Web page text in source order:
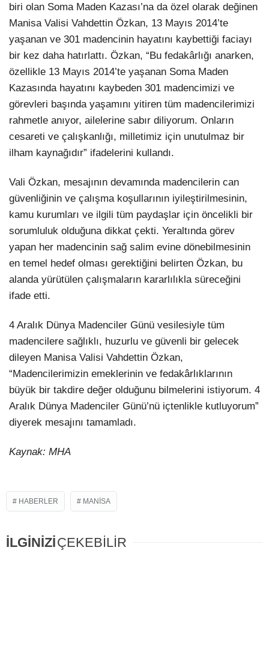
biri olan Soma Maden Kazası’na da özel olarak değinen
Manisa Valisi Vahdettin Özkan, 13 Mayıs 2014’te
yaşanan ve 301 madencinin hayatını kaybettiği faciayı
bir kez daha hatırlattı. Özkan, “Bu fedakârlığı anarken,
özellikle 13 Mayıs 2014’te yaşanan Soma Maden
Kazasında hayatını kaybeden 301 madencimizi ve
görevleri başında yaşamını yitiren tüm madencilerimizi
rahmetle anıyor, ailelerine sabır diliyorum. Onların
cesareti ve çalışkanlığı, milletimiz için unutulmaz bir
ilham kaynağıdır” ifadelerini kullandı.
Vali Özkan, mesajının devamında madencilerin can
güvenliğinin ve çalışma koşullarının iyileştirilmesinin,
kamu kurumları ve ilgili tüm paydaşlar için öncelikli bir
sorumluluk olduğuna dikkat çekti. Yeraltında görev
yapan her madencinin sağ salim evine dönebilmesinin
en temel hedef olması gerektiğini belirten Özkan, bu
alanda yürütülen çalışmaların kararlılıkla süreceğini
ifade etti.
4 Aralık Dünya Madenciler Günü vesilesiyle tüm
madencilere sağlıklı, huzurlu ve güvenli bir gelecek
dileyen Manisa Valisi Vahdettin Özkan,
“Madencilerimizin emeklerinin ve fedakârlıklarının
büyük bir takdire değer olduğunu bilmelerini istiyorum. 4
Aralık Dünya Madenciler Günü’nü içtenlikle kutluyorum”
diyerek mesajını tamamladı.
Kaynak: MHA
HABERLER MANISA
İLGİNİZİÇEKEBİLİR